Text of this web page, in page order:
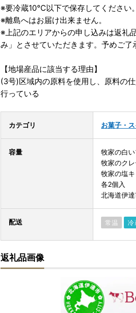
※要冷蔵10℃以下で保存してください。
※離島へはお届け出来ません。
※上記のエリアからの申し込みは返礼
み」とさせていただきます。予めご了
【地場産品に該当する理由】
(3号)区域内の原料を使用し、原料の
行っている
カテゴリ お菓子・
容量
牧家の白
牧家のク
牧家の塩
各2個入
北海道伊
配送 常温 冷
返礼品画像